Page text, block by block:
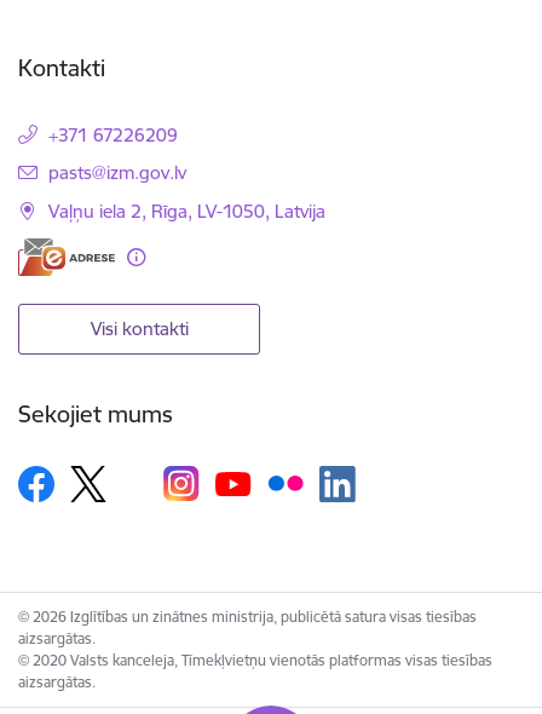
Kontakti
+371 67226209
E-pasts:
pasts@izm.gov.lv
Vaļņu iela 2, Rīga, LV-1050, Latvija
Visi kontakti
Sekojiet mums
© 2026 Izglītības un zinātnes ministrija, publicētā satura visas tiesības
aizsargātas.
© 2020 Valsts kanceleja, Tīmekļvietņu vienotās platformas visas tiesības
aizsargātas.